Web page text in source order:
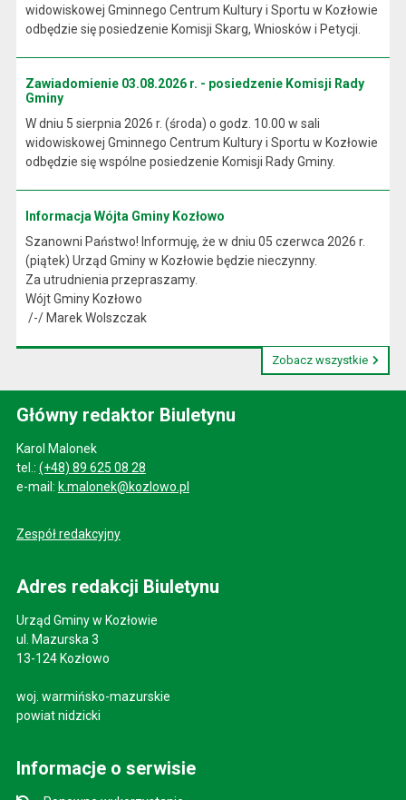
widowiskowej Gminnego Centrum Kultury i Sportu w Kozłowie
odbędzie się posiedzenie Komisji Skarg, Wniosków i Petycji.
Zawiadomienie 03.08.2026 r. - posiedzenie Komisji Rady
Gminy
W dniu 5 sierpnia 2026 r. (środa) o godz. 10.00 w sali
widowiskowej Gminnego Centrum Kultury i Sportu w Kozłowie
odbędzie się wspólne posiedzenie Komisji Rady Gminy.
Informacja Wójta Gminy Kozłowo
Szanowni Państwo! Informuję, że w dniu 05 czerwca 2026 r.
(piątek) Urząd Gminy w Kozłowie będzie nieczynny.
Za utrudnienia przepraszamy.
Wójt Gminy Kozłowo
/-/ Marek Wolszczak
Zobacz wszystkie
Główny redaktor Biuletynu
Karol Malonek
tel.: (+48) 89 625 08 28
e-mail: k.malonek@kozlowo.pl
Zespół redakcyjny
Adres redakcji Biuletynu
Urząd Gminy w Kozłowie
ul. Mazurska 3
13-124 Kozłowo
woj. warmińsko-mazurskie
powiat nidzicki
Informacje o serwisie